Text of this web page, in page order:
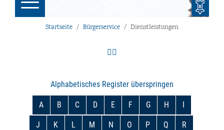
Startseite Bürgerservice Dienstleistungen
Alphabetisches Register überspringen
A B C D E F G H I
J K L M N O P Q R